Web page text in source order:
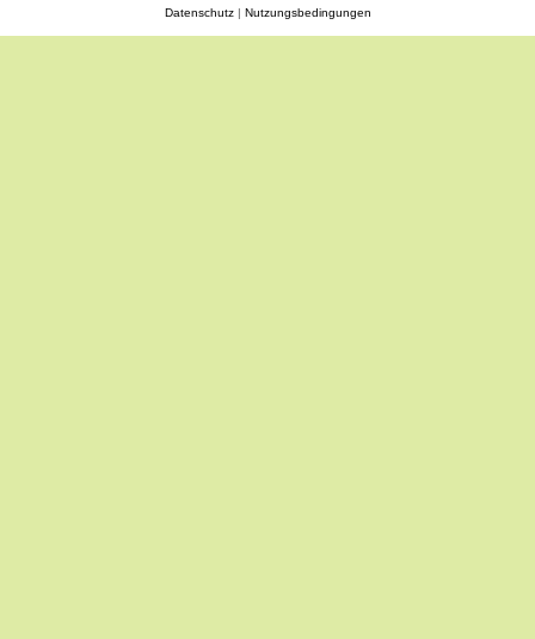
Datenschutz| Nutzungsbedingungen